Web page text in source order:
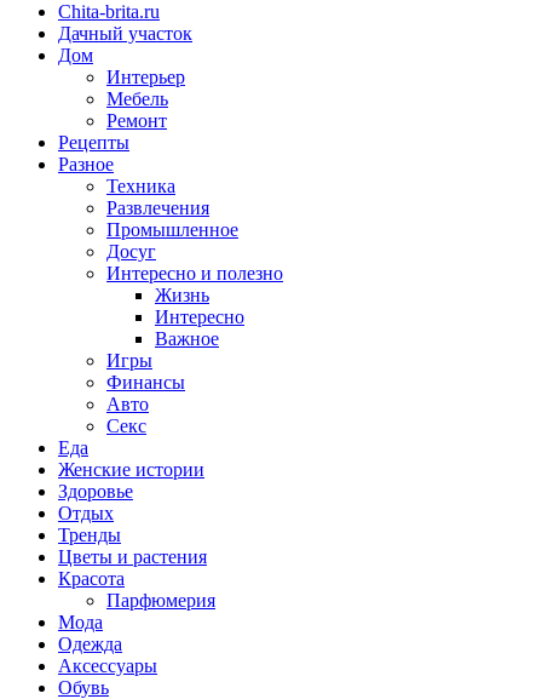
Chita-brita.ru
Дачный участок
Дом
Интерьер
Мебель
Ремонт
Рецепты
Разное
Техника
Развлечения
Промышленное
Досуг
Интересно и полезно
Жизнь
Интересно
Важное
Игры
Финансы
Авто
Секс
Еда
Женские истории
Здоровье
Отдых
Тренды
Цветы и растения
Красота
Парфюмерия
Мода
Одежда
Аксессуары
Обувь